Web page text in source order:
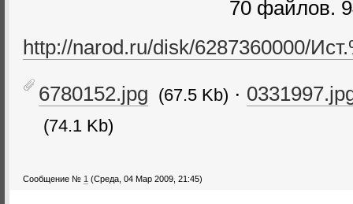
70 файлов.
http://narod.ru/disk/6287360000/
6780152.jpg (67.5 Kb) ·
(74.1 Kb)
Сообщение № 1 (Среда, 04 Мар 2009, 21:45)